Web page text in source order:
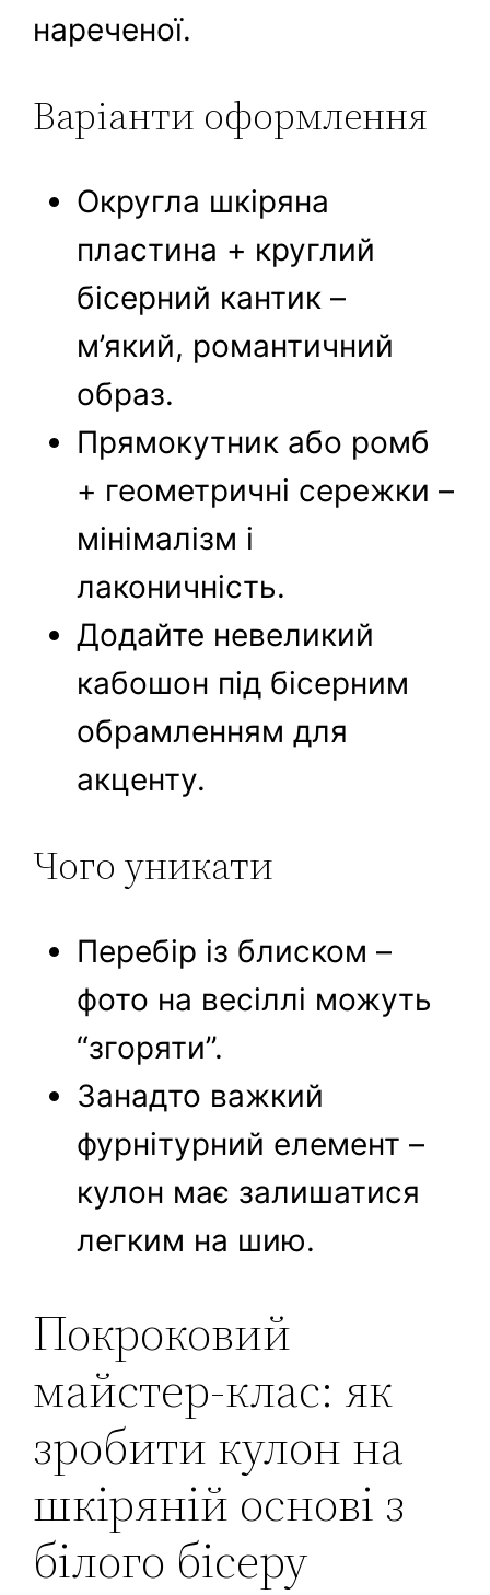
нареченої.
Варіанти оформлення
Округла шкіряна
пластина + круглий
бісерний кантик –
м’який, романтичний
образ.
Прямокутник або ромб
+ геометричні сережки –
мінімалізм і
лаконичність.
Додайте невеликий
кабошон під бісерним
обрамленням для
акценту.
Чого уникати
Перебір із блиском –
фото на весіллі можуть
“згоряти”.
Занадто важкий
фурнітурний елемент –
кулон має залишатися
легким на шию.
Покроковий
майстер-клас: як
зробити кулон на
шкіряній основі з
білого бісеру